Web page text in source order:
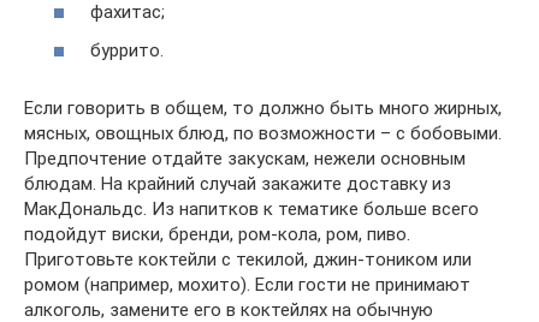
фахитас;
буррито.
Если говорить в общем, то должно быть много жирных,
мясных, овощных блюд, по возможности – с бобовыми.
Предпочтение отдайте закускам, нежели основным
блюдам. На крайний случай закажите доставку из
МакДональдс. Из напитков к тематике больше всего
подойдут виски, бренди, ром-кола, ром, пиво.
Приготовьте коктейли с текилой, джин-тоником или
ромом (например, мохито). Если гости не принимают
алкоголь, замените его в коктейлях на обычную